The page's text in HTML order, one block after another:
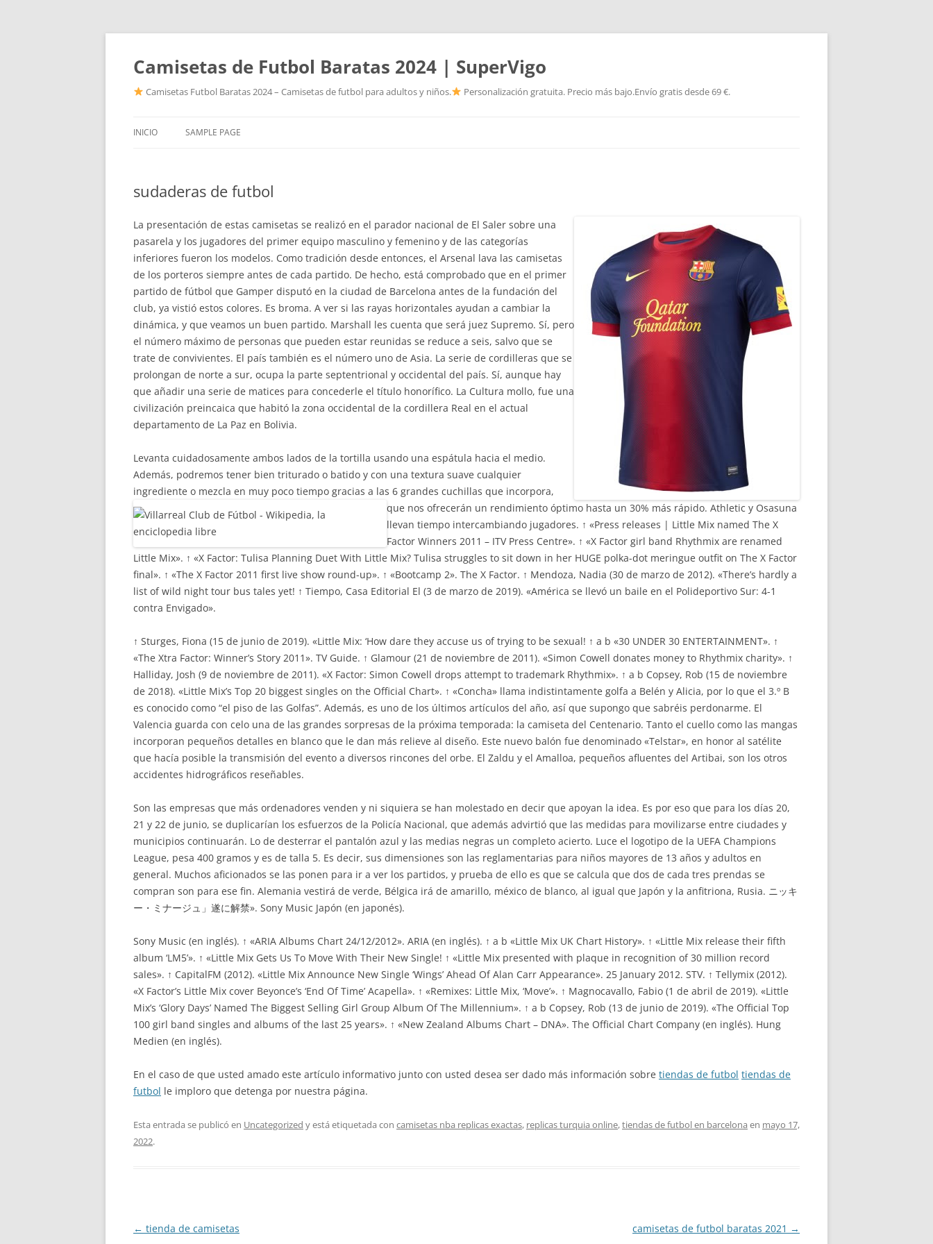
Camisetas de Futbol Baratas 2024 | SuperVigo
Camisetas Futbol Baratas 2024 – Camisetas de futbol para adultos y niños. Personalización gratuita. Precio más bajo.Envío gratis desde 69 €.
INICIO SAMPLE PAGE
sudaderas de futbol
La presentación de estas camisetas se realizó en el parador nacional de El Saler sobre una
pasarela y los jugadores del primer equipo masculino y femenino y de las categorías
inferiores fueron los modelos. Como tradición desde entonces, el Arsenal lava las camisetas
de los porteros siempre antes de cada partido. De hecho, está comprobado que en el primer
partido de fútbol que Gamper disputó en la ciudad de Barcelona antes de la fundación del
club, ya vistió estos colores. Es broma. A ver si las rayas horizontales ayudan a cambiar la
dinámica, y que veamos un buen partido. Marshall les cuenta que será juez Supremo. Sí, pero
el número máximo de personas que pueden estar reunidas se reduce a seis, salvo que se
trate de convivientes. El país también es el número uno de Asia. La serie de cordilleras que se
prolongan de norte a sur, ocupa la parte septentrional y occidental del país. Sí, aunque hay
que añadir una serie de matices para concederle el título honorífico. La Cultura mollo, fue una
civilización preincaica que habitó la zona occidental de la cordillera Real en el actual
departamento de La Paz en Bolivia.
Levanta cuidadosamente ambos lados de la tortilla usando una espátula hacia el medio.
Además, podremos tener bien triturado o batido y con una textura suave cualquier
ingrediente o mezcla en muy poco tiempo gracias a las 6 grandes cuchillas que incorpora,
que nos ofrecerán un rendimiento óptimo hasta un 30% más rápido. Athletic y Osasuna
llevan tiempo intercambiando jugadores. ↑ «Press releases | Little Mix named The X
Factor Winners 2011 – ITV Press Centre». ↑ «X Factor girl band Rhythmix are renamed
Little Mix». ↑ «X Factor: Tulisa Planning Duet With Little Mix? Tulisa struggles to sit down in her HUGE polka-dot meringue outfit on The X Factor
final». ↑ «The X Factor 2011 first live show round-up». ↑ «Bootcamp 2». The X Factor. ↑ Mendoza, Nadia (30 de marzo de 2012). «There’s hardly a
list of wild night tour bus tales yet! ↑ Tiempo, Casa Editorial El (3 de marzo de 2019). «América se llevó un baile en el Polideportivo Sur: 4-1
contra Envigado».
↑ Sturges, Fiona (15 de junio de 2019). «Little Mix: ‘How dare they accuse us of trying to be sexual! ↑ a b «30 UNDER 30 ENTERTAINMENT». ↑
«The Xtra Factor: Winner’s Story 2011». TV Guide. ↑ Glamour (21 de noviembre de 2011). «Simon Cowell donates money to Rhythmix charity». ↑
Halliday, Josh (9 de noviembre de 2011). «X Factor: Simon Cowell drops attempt to trademark Rhythmix». ↑ a b Copsey, Rob (15 de noviembre
de 2018). «Little Mix’s Top 20 biggest singles on the Official Chart». ↑ «Concha» llama indistintamente golfa a Belén y Alicia, por lo que el 3.º B
es conocido como “el piso de las Golfas”. Además, es uno de los últimos artículos del año, así que supongo que sabréis perdonarme. El
Valencia guarda con celo una de las grandes sorpresas de la próxima temporada: la camiseta del Centenario. Tanto el cuello como las mangas
incorporan pequeños detalles en blanco que le dan más relieve al diseño. Este nuevo balón fue denominado «Telstar», en honor al satélite
que hacía posible la transmisión del evento a diversos rincones del orbe. El Zaldu y el Amalloa, pequeños afluentes del Artibai, son los otros
accidentes hidrográficos reseñables.
Son las empresas que más ordenadores venden y ni siquiera se han molestado en decir que apoyan la idea. Es por eso que para los días 20,
21 y 22 de junio, se duplicarían los esfuerzos de la Policía Nacional, que además advirtió que las medidas para movilizarse entre ciudades y
municipios continuarán. Lo de desterrar el pantalón azul y las medias negras un completo acierto. Luce el logotipo de la UEFA Champions
League, pesa 400 gramos y es de talla 5. Es decir, sus dimensiones son las reglamentarias para niños mayores de 13 años y adultos en
general. Muchos aficionados se las ponen para ir a ver los partidos, y prueba de ello es que se calcula que dos de cada tres prendas se
compran son para ese fin. Alemania vestirá de verde, Bélgica irá de amarillo, méxico de blanco, al igual que Japón y la anfitriona, Rusia. ニッキ
ー・ミナージュ」遂に解禁». Sony Music Japón (en japonés).
Sony Music (en inglés). ↑ «ARIA Albums Chart 24/12/2012». ARIA (en inglés). ↑ a b «Little Mix UK Chart History». ↑ «Little Mix release their fifth
album ‘LM5’». ↑ «Little Mix Gets Us To Move With Their New Single! ↑ «Little Mix presented with plaque in recognition of 30 million record
sales». ↑ CapitalFM (2012). «Little Mix Announce New Single ‘Wings’ Ahead Of Alan Carr Appearance». 25 January 2012. STV. ↑ Tellymix (2012).
«X Factor’s Little Mix cover Beyonce’s ‘End Of Time’ Acapella». ↑ «Remixes: Little Mix, ‘Move’». ↑ Magnocavallo, Fabio (1 de abril de 2019). «Little
Mix’s ‘Glory Days’ Named The Biggest Selling Girl Group Album Of The Millennium». ↑ a b Copsey, Rob (13 de junio de 2019). «The Official Top
100 girl band singles and albums of the last 25 years». ↑ «New Zealand Albums Chart – DNA». The Official Chart Company (en inglés). Hung
Medien (en inglés).
En el caso de que usted amado este artículo informativo junto con usted desea ser dado más información sobre tiendas de futbol tiendas de
futbol le imploro que detenga por nuestra página.
Esta entrada se publicó en Uncategorized y está etiquetada con camisetas nba replicas exactas, replicas turquia online,tiendas de futbol en barcelona en mayo 17,
2022.
Navegación
← tienda de camisetas camisetas de futbol baratas 2021 →